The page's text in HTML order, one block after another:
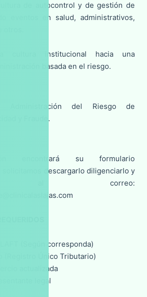
de autocontrol y de gestión de
eventos en salud, administrativos,
cultura institucional hacia una
basada en el riesgo.
Administración del Riesgo de
y Fraude.